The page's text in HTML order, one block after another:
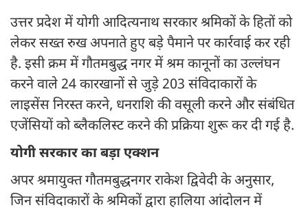
उत्तर प्रदेश में योगी आदित्यनाथ सरकार श्रमिकों के हितों को
लेकर सख्त रुख अपनाते हुए बड़े पैमाने पर कार्रवाई कर रही
है. इसी क्रम में गौतमबुद्ध नगर में श्रम कानूनों का उल्लंघन
करने वाले 24 कारखानों से जुड़े 203 संविदाकारों के
लाइसेंस निरस्त करने, धनराशि की वसूली करने और संबंधित
एजेंसियों को ब्लैकलिस्ट करने की प्रक्रिया शुरू कर दी गई है.
योगी सरकार का बड़ा एक्शन
अपर श्रमायुक्त गौतमबुद्धनगर राकेश द्विवेदी के अनुसार,
जिन संविदाकारों के श्रमिकों द्वारा हालिया आंदोलन में